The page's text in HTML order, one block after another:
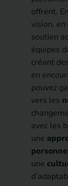
offrent.
vision,
soutien
équipes
créant
en
pouvez
vers les
avec les
une
une